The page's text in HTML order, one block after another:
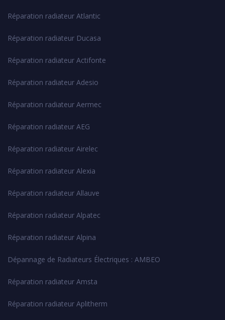
Réparation radiateur Atlantic
Réparation radiateur Ducasa
Réparation radiateur Actifonte
Réparation radiateur Adesio
Réparation radiateur Aermec
Réparation radiateur AEG
Réparation radiateur Airelec
Réparation radiateur Alexia
Réparation radiateur Allauve
Réparation radiateur Alpatec
Réparation radiateur Alpina
Dépannage de Radiateurs Électriques : AMBEO
Réparation radiateur Amsta
Réparation radiateur Aplitherm